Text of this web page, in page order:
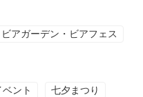
ビアガーデン・ビアフェス
ント 七夕まつり